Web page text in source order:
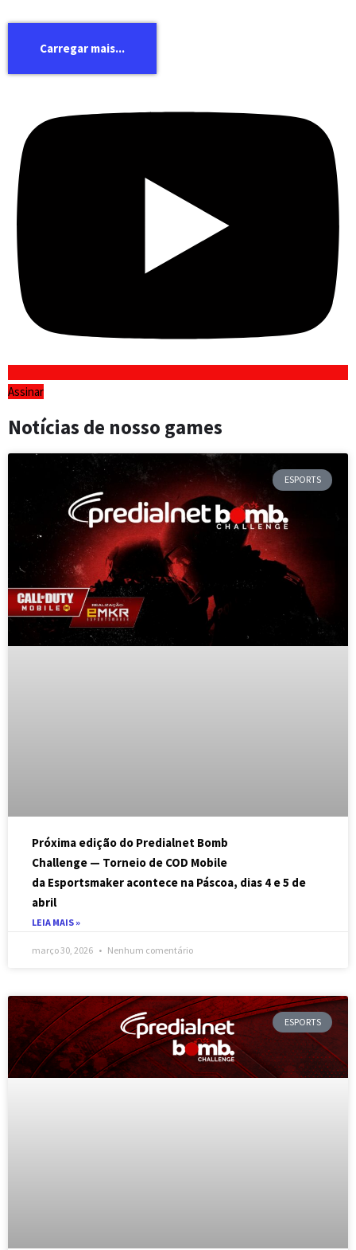
Carregar mais...
Assinar
Notícias de nosso games
ESPORTS
Próxima edição do Predialnet Bomb
Challenge — Torneio de COD Mobile
da Esportsmaker acontece na Páscoa, dias 4 e 5 de
abril
LEIA MAIS »
março 30, 2026 Nenhum comentário
ESPORTS